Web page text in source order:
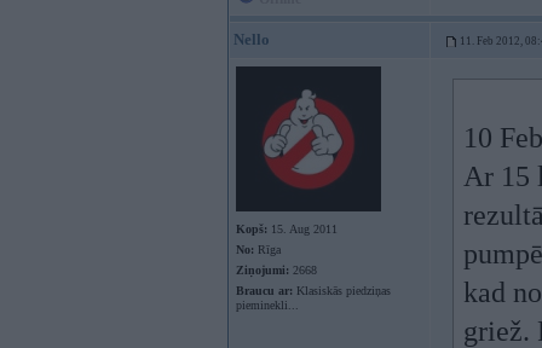
Nello 11. Feb 2012,
Kopš: 15. Aug 2011
No: Rīga
Ziņojumi: 2668
Braucu ar: Klasiskās piedziņas
pieminekli...
10
Ar 15
kad
griež.